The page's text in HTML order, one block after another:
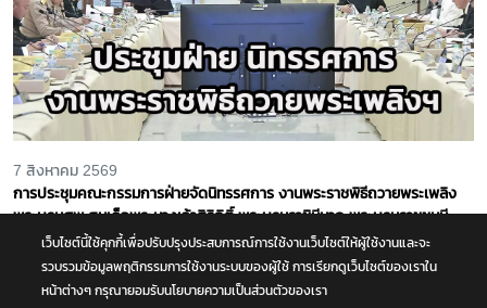
7 สิงหาคม 2569
การประชุมคณะกรรมการฝ่ายจัดนิทรรศการ งานพระราชพิธีถวายพระเพลิง
พระบรมศพ สมเด็จพระนางเจ้าสิริกิติ์ พระบรมราชินีนาถ พระบรมราชชนนี
พันปีหลวง
เว็บไซต์นี้ใช้คุกกี้เพื่อปรับปรุงประสบการณ์การใช้งานเว็บไซต์ให้ผู้ใช้งานและจะ
รวบรวมข้อมูลพฤติกรรมการใช้งานระบบของผู้ใช้ การเรียกดูเว็บไซต์ของเราใน
หน้าต่างๆ กรุณายอมรับนโยบายความเป็นส่วนตัวของเรา